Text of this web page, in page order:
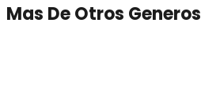
Mas De Otros Generos